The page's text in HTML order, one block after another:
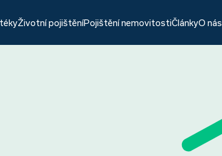
Životní pojištěníPojištění nemovitostiČlánkyO nás